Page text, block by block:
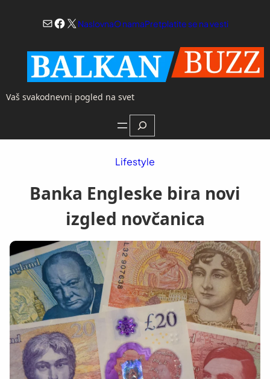
Mail
Facebook
X NaslovnaO namaPretplatite se na vesti
Vaš svakodnevni pogled na svet
Search
Lifestyle
Banka Engleske bira novi
izgled novčanica